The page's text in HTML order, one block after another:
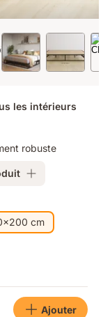
les intérieurs
robuste
cm
Ajouter